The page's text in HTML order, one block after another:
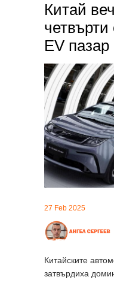
Китай
четвърти
EV пазар
27 Feb 2025
Китайските
затвърдиха